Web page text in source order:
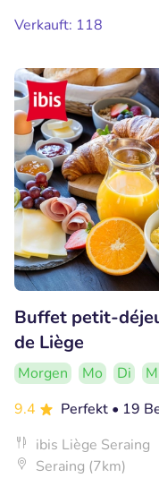
Verkauft: 118
Buffet petit-
de Liège
Morgen Mo Di
9.4
Perfekt • 19
ibis Liège Seraing
Seraing (7km)